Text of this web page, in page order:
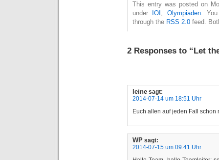
This entry was posted on
under
IOI , Olympiaden.
through the RSS 2.0 feed.
2 Responses to “Let
leine sagt:
2014-07-14 um 18:51 Uhr
Euch allen auf jeden Fall
WP sagt:
2014-07-15 um 09:41 Uhr